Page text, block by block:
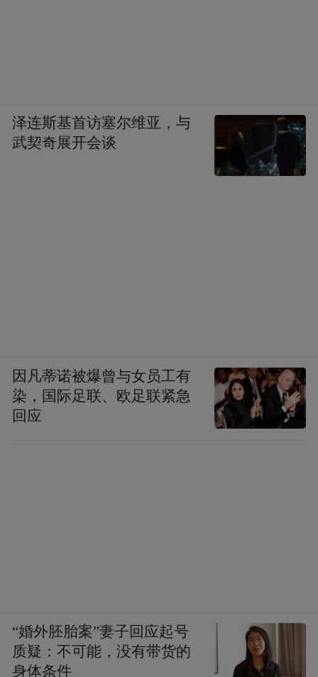
泽连斯基首访塞尔维亚，与
武契奇展开会谈
因凡蒂诺被爆曾与女员工有
染，国际足联、欧足联紧急
回应
“婚外胚胎案”妻子回应起号
质疑：不可能，没有带货的
身体条件